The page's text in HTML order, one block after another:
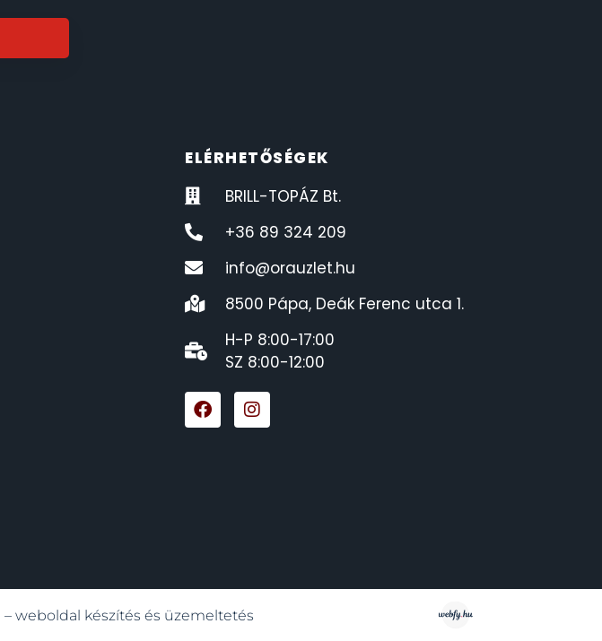
ELÉRHETŐSÉGEK
BRILL-TOPÁZ Bt.
+36 89 324 209
info@orauzlet.hu
8500 Pápa, Deák Ferenc utca 1.
H-P 8:00-17:00
SZ 8:00-12:00
– weboldal készítés és üzemeltetés